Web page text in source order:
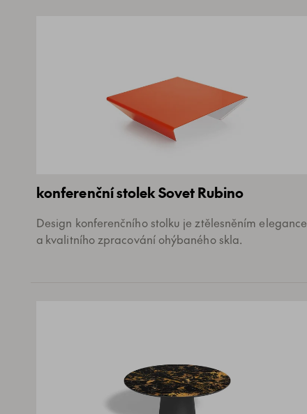
konferenční stolek Sovet Rubino
Design konferenčního stolku je ztělesněním elegance
a kvalitního zpracování ohýbaného skla.